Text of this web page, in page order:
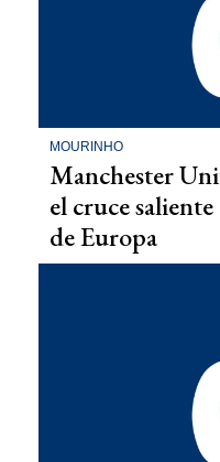
MOURINHO
Manchester
el cruce
de Europa